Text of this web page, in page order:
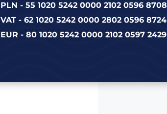
PLN - 55 1020 5242 0000 2102 0596 8708
VAT - 62 1020 5242 0000 2802 0596 8724
EUR - 80 1020 5242 0000 2102 0597 2429